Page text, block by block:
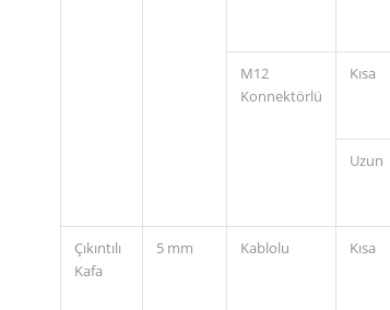
M12
Konnektörlü
Kısa
Uzun
Çıkıntılı
Kafa
5 mm Kablolu Kısa